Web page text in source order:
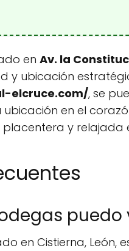
en Av. la
y ubicación
elcruce.com/, se
en el
y relajada
puedo
en Cistierna,